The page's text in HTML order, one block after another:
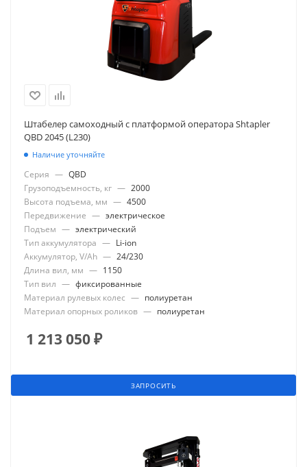
Штабелер самоходный с платформой оператора Shtapler
QBD 2045 (L230)
Наличие уточняйте
Серия — QBD
Грузоподъемность, кг — 2000
Высота подъема, мм — 4500
Передвижение — электрическое
Подъем — электрический
Тип аккумулятора — Li-ion
Аккумулятор, V/Ah — 24/230
Длина вил, мм — 1150
Тип вил — фиксированные
Материал рулевых колес — полиуретан
Материал опорных роликов — полиуретан
1 213 050₽
ЗАПРОСИТЬ